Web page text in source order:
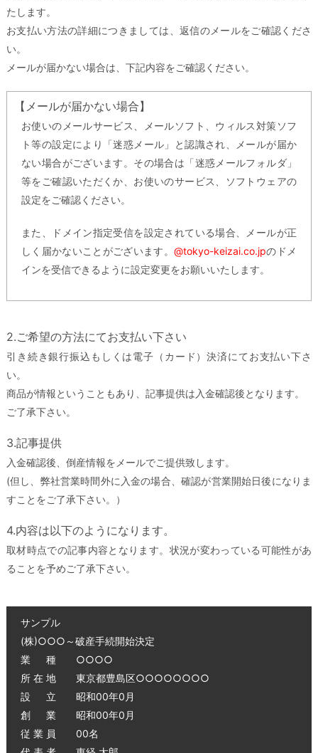
たします。
お支払い方法の詳細につきましては、返信のメールをご確認くださ
い。
メールが届かない場合は、下記内容をご確認ください。
【メールが届かない場合】
お使いのメールサービス、メールソフト、ウィルス対策ソフ
ト等の設定により「迷惑メール」と認識され、メールが届か
ない場合がございます。その場合は「迷惑メールフォルダ」
等をご確認いただくか、お使いのサービス、ソフトウェアの
設定をご確認ください。
また、ドメイン指定受信を設定されている場合、メールが正
しく届かないことがございます。@tokyo-keizai.co.jpのドメ
インを受信できるように設定変更をお願いいたします。
2.ご希望の方法にてお支払い下さい
引き続き銀行振込もしくは電子（カード）決済にてお支払い下さ
い。
商品が情報ということもあり、記事提供は入金確認後となります。
ご了承下さい。
3.記事提供
入金確認後、倒産情報をメールでご提供致します。
(但し、弊社営業時間外に入金の場合、確認が営業開始日後になりま
すことをご了承下さい。）
4.内容は以下のようになります。
取材時点での記事内容となります。状況が変わっている可能性があ
ることを予めご了承下さい。
サンプル
(株)○○○～破産手続開始決定
業 種 ○○○○
所 在 地 東京都豊島区○○○○○○○○
設 立 昭和00年0月
創 業 昭和00年0月
従 業 員 00名